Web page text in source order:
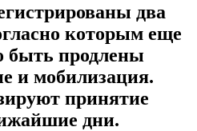
два
которым еще
быть продлены
и мобилизация.
принятие
дни.